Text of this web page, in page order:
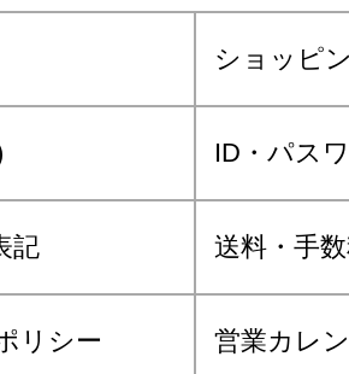
ショッピ
ID・パス
記 送料・手
リシー 営業カレ